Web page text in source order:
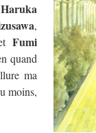
Haruka
,
Fumi
quand
ma
moins,